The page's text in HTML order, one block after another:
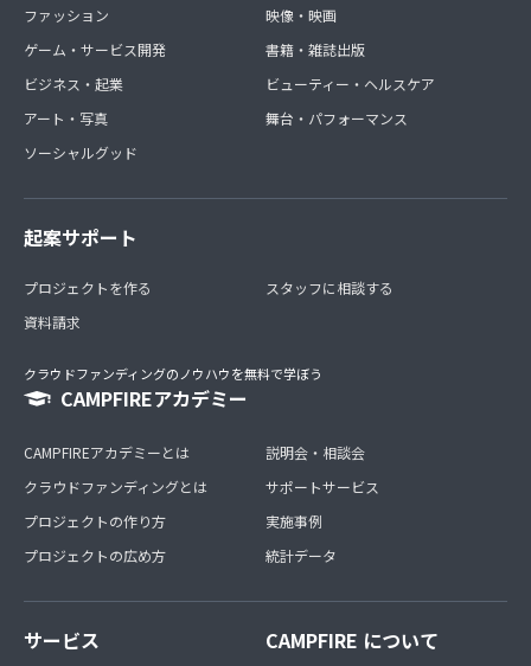
ファッション
ゲーム・サービス開発
ビジネス・起業
アート・写真
ソーシャルグッド
映像・映画
書籍・雑誌出版
ビューティー・ヘルスケア
舞台・パフォーマンス
起案サポート
プロジェクトを作る
資料請求
スタッフに相談する
クラウドファンディングのノウハウを無料で学ぼう
CAMPFIREアカデミー
CAMPFIREアカデミーとは
クラウドファンディングとは
プロジェクトの作り方
プロジェクトの広め方
説明会・相談会
サポートサービス
実施事例
統計データ
サービス CAMPFIRE について